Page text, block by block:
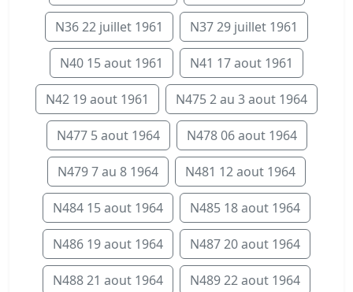
N36 22 juillet 1961 N37 29 juillet 1961
N40 15 aout 1961 N41 17 aout 1961
N42 19 aout 1961 N475 2 au 3 aout 1964
N477 5 aout 1964 N478 06 aout 1964
N479 7 au 8 1964 N481 12 aout 1964
N484 15 aout 1964 N485 18 aout 1964
N486 19 aout 1964 N487 20 aout 1964
N488 21 aout 1964 N489 22 aout 1964